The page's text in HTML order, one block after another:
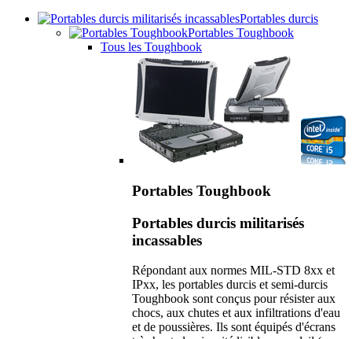
Portables durcis
Portables Toughbook
Tous les Toughbook
Portables Toughbook
Portables durcis militarisés
incassables
Répondant aux normes MIL-STD 8xx et
IPxx, les portables durcis et semi-durcis
Toughbook sont conçus pour résister aux
chocs, aux chutes et aux infiltrations d'eau
et de poussières. Ils sont équipés d'écrans